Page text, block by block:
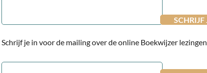
Schrijf je in voor de mailing over de online Boekwijzer lezingen
E-